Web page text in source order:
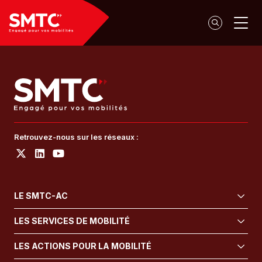
Panneau de gestion des cookies
Retrouvez-nous sur les réseaux :
LE SMTC-AC
LES SERVICES DE MOBILITÉ
LES ACTIONS POUR LA MOBILITÉ